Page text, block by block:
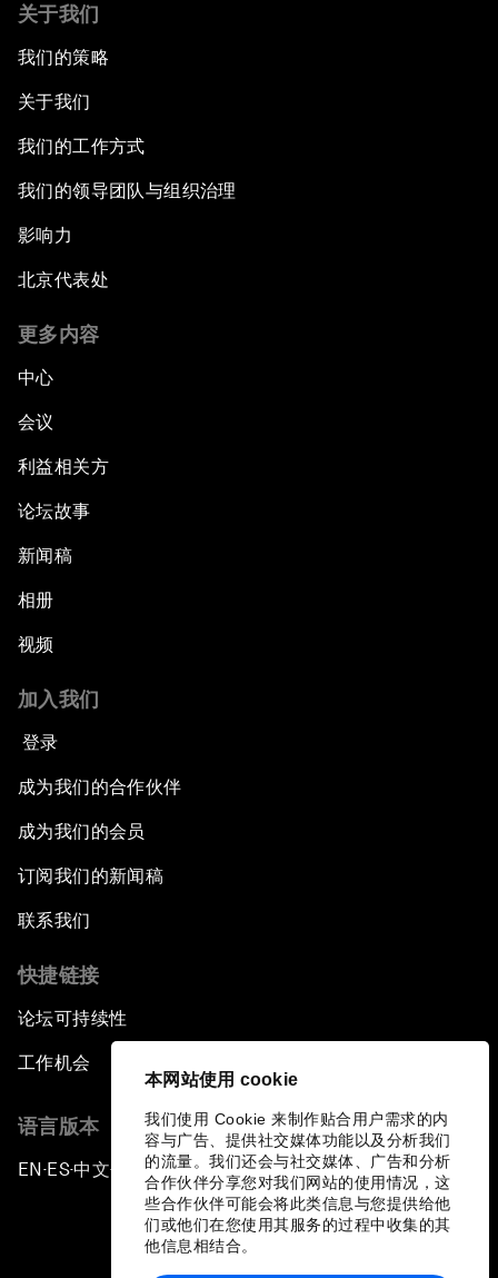
本网站使用 cookie
我们使用 Cookie 来制作贴合用户需求的内
容与广告、提供社交媒体功能以及分析我们
的流量。我们还会与社交媒体、广告和分析
合作伙伴分享您对我们网站的使用情况，这
些合作伙伴可能会将此类信息与您提供给他
们或他们在您使用其服务的过程中收集的其
他信息相结合。
关于我们
我们的策略
关于我们
我们的工作方式
我们的领导团队与组织治理
影响力
北京代表处
更多内容
中心
会议
利益相关方
论坛故事
新闻稿
相册
视频
加入我们
登录
成为我们的合作伙伴
成为我们的会员
订阅我们的新闻稿
联系我们
快捷链接
论坛可持续性
工作机会
语言版本
EN ▪ES▪中文▪ 日本語